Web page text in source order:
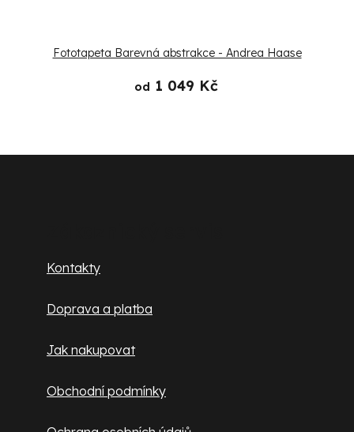
Fototapeta Barevná abstrakce - Andrea Haase
od 1 049 Kč
Kontakty
Doprava a platba
Jak nakupovat
Obchodní podmínky